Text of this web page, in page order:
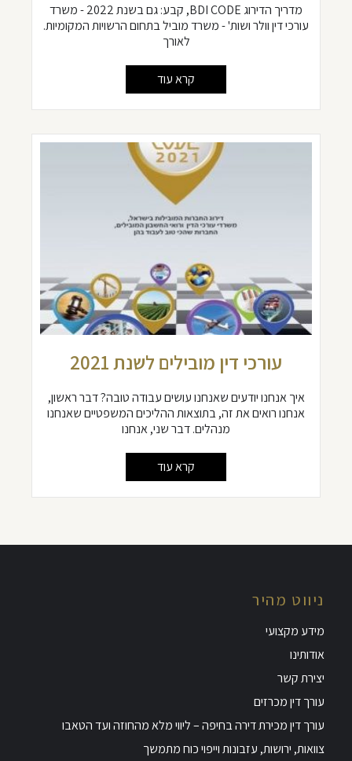
מדריך הדירוג BDI CODE, קבע: גם בשנת 2022 - משרד
עורכי דין וולר ושות' - משרד מוביל בתחום הרשויות המקומיות.
לאורך
קרא עוד
עורכי דין מובילים לשנת 2021
איך אנחנו יודעים שאנחנו עושים עבודה טובה? דבר ראשון,
אנחנו רואים את זה, בתוצאות ההליכים המשפטיים שאנחנו
מנהלים. דבר שני, אנחנו
קרא עוד
ניווט מהיר
מידע מקצועי
אודותינו
יצירת קשר
עורך דין מכרזים
עורך דין מכירת דירה בחיפה – ליווי מלא מהחוזה ועד הטאבו
צוואות, ירושות, עזבונות וייפוי כוח מתמשך